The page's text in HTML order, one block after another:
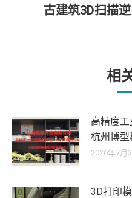
古建筑3D扫描
相
高精度
杭州博型
2026年7月
3D打印